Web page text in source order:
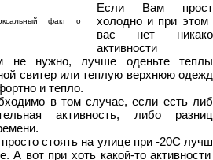
Если Вам
холодно и при этом
вас нет
активности
не нужно, лучше оденьте
свитер или теплую верхнюю
и тепло.
в том случае, если есть
активность, либо
стоять на улице при -20С
А вот при хоть какой-то